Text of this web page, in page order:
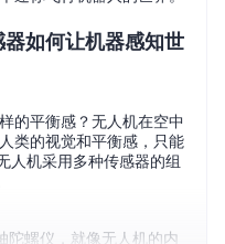
如何让机器感知世
的平衡感？无人机在空中
类的视觉和平衡感，只能
人机采用多种传感器的组
陀螺仪，就像无人机的内